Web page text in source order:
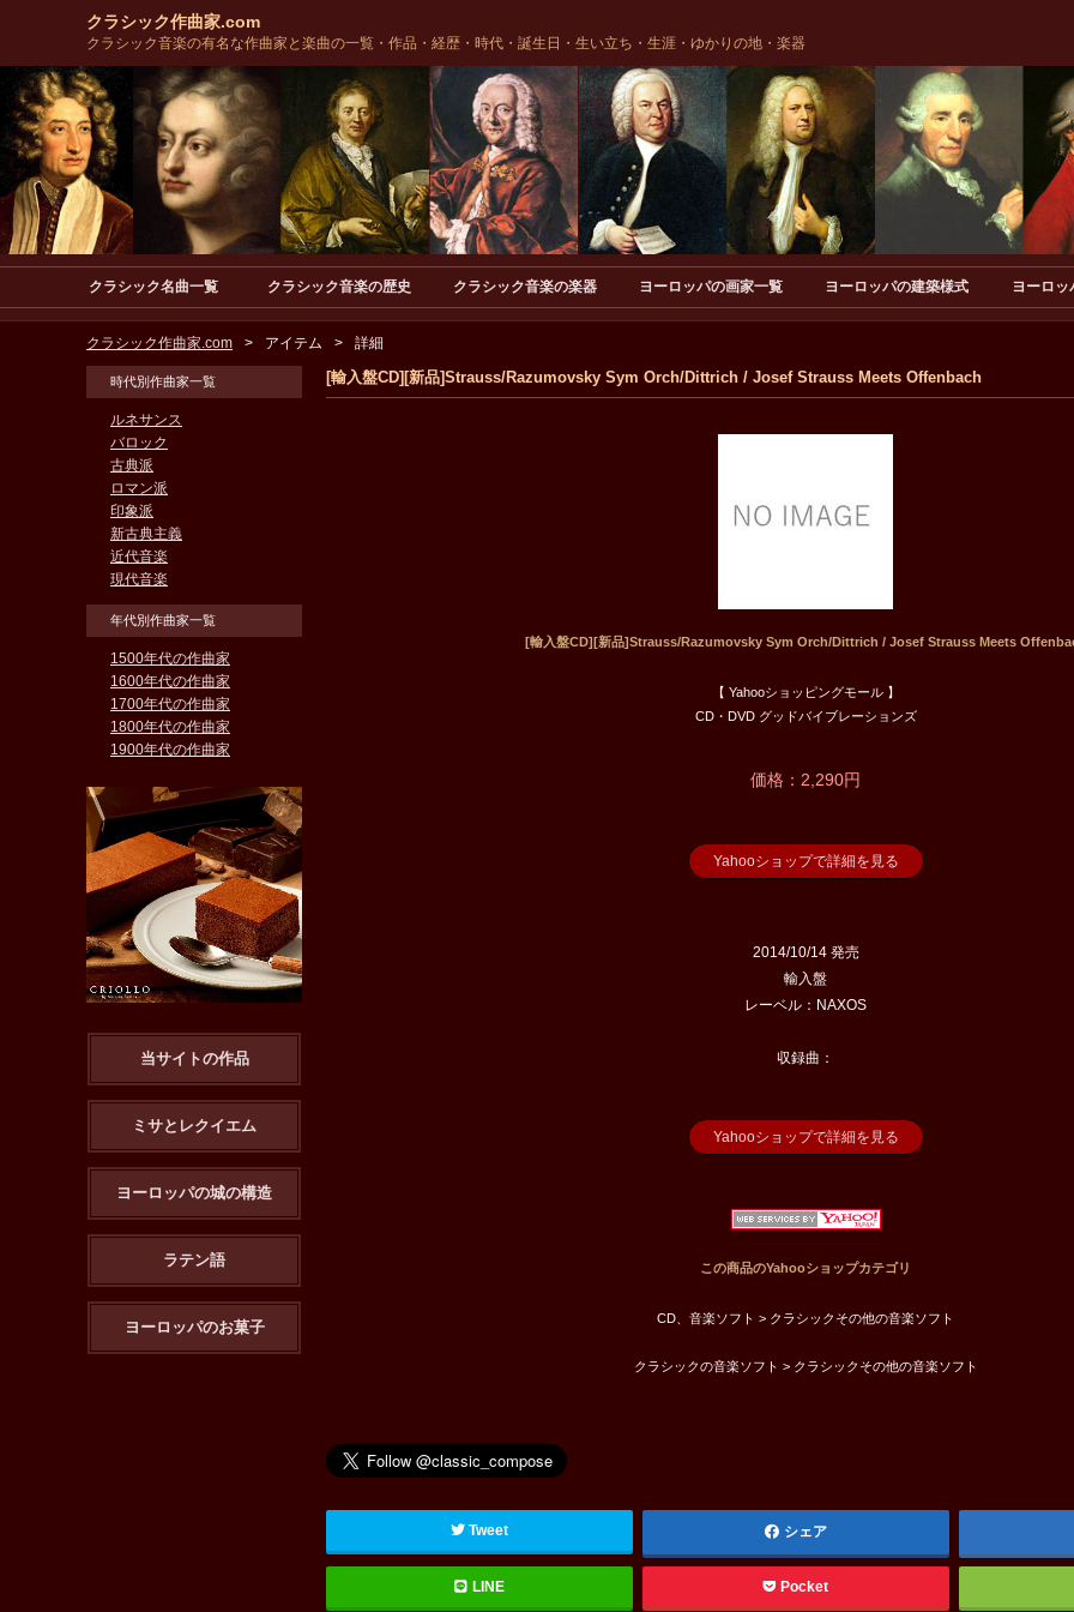
クラシック作曲家.com
クラシック音楽の有名な作曲家と楽曲の一覧・作品・経歴・時代・誕生日・生い立ち・生涯・ゆかりの地・楽器
クラシック名曲一覧 クラシック音楽の歴史 クラシック音楽の楽器 ヨーロッパの画家一覧 ヨーロッパの建築様式 ヨーロッ
クラシック作曲家.com アイテム 詳細
[輸入盤CD][新品]Strauss/Razumovsky Sym Orch/Dittrich / Josef Strauss Meets Offenbach
[輸入盤CD][新品]Strauss/Razumovsky Sym Orch/Dittrich / Josef Strauss Meets
【 Yahooショッピングモール 】
CD・DVD グッドバイブレーションズ
価格：2,290円
Yahooショップで詳細を見る
2014/10/14 発売
輸入盤
レーベル：NAXOS
収録曲：
Yahooショップで詳細を見る
この商品のYahooショップカテゴリ
CD、音楽ソフト > クラシックその他の音楽ソフト
クラシックの音楽ソフト > クラシックその他の音楽ソフト
Tweet シェア
LINE Pocket
時代別作曲家一覧
ルネサンス
バロック
古典派
ロマン派
印象派
新古典主義
近代音楽
現代音楽
年代別作曲家一覧
1500年代の作曲家
1600年代の作曲家
1700年代の作曲家
1800年代の作曲家
1900年代の作曲家
当サイトの作品
ミサとレクイエム
ヨーロッパの城の構造
ラテン語
ヨーロッパのお菓子